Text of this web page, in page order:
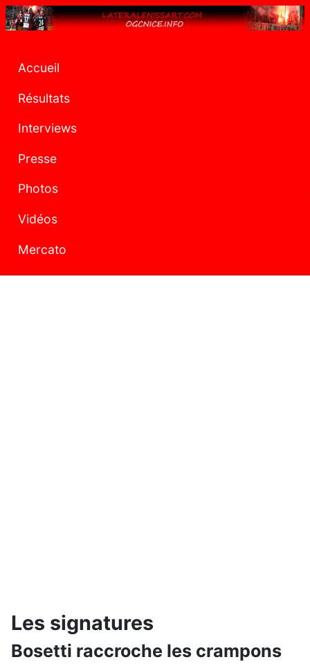
Accueil
Résultats
Interviews
Presse
Photos
Vidéos
Mercato
Les signatures
Bosetti raccroche les crampons